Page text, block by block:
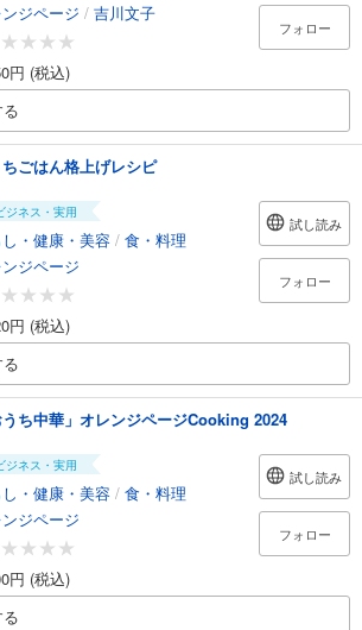
ジページ / 吉川文子
円 (税込)
フォロー
ごはん格上げレシピ
ジネス・実用
・健康・美容 / 食・料理
ジページ
円 (税込)
試し読み
フォロー
うち中華」オレンジページCooking 2024
ジネス・実用
・健康・美容 / 食・料理
ジページ
円 (税込)
試し読み
フォロー